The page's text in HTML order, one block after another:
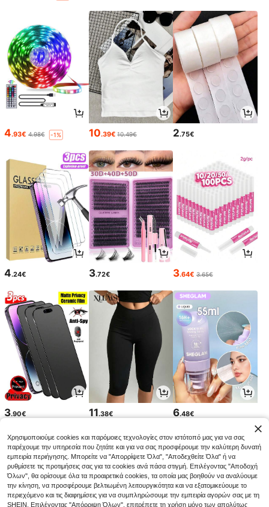
4.93€ 4.98€ -1% 10.39€ 10.49€ 2.75€
4.24€ 3.72€ 3.64€ 3.65€
3.90€ 11.38€ 6.48€
Χρησιμοποιούμε cookies και παρόμοιες τεχνολογίες στον ιστότοπό μας για να σας
παρέχουμε την υπηρεσία που ζητάτε και για να σας προσφέρουμε την καλύτερη δυνατή
εμπειρία περιήγησης. Μπορείτε να "Απορρίψετε Όλα", "Αποδεχθείτε Όλα" ή να
ρυθμίσετε τις προτιμήσεις σας για τα cookies ανά πάσα στιγμή. Επιλέγοντας "Αποδοχή
Όλων", θα ορίσουμε όλα τα προαιρετικά cookies, τα οποία μας βοηθούν να αναλύουμε
την κίνηση, να προσφέρουμε βελτιωμένη λειτουργικότητα και να εξατομικεύουμε το
περιεχόμενο και τις διαφημίσεις για να συμπληρώσουμε την εμπειρία αγορών σας με τη
SHEIN. Επιλέγοντας "Απόρριψη Όλων", επιτρέπετε τη χρήση μόνο των απολύτως